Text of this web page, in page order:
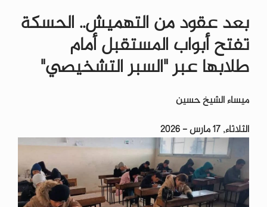
بعد عقود من التهميش.. الحسكة
تفتح أبواب المستقبل أمام
طلابها عبر "السبر التشخيصي"
ميساء الشيخ حسين
الثلاثاء, 17 مارس - 2026